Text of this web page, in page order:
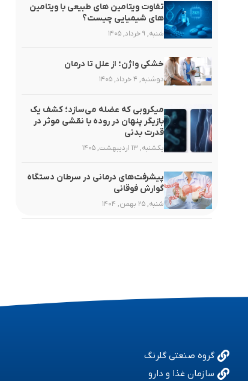
تفاوت ویتامین های طبیعی با ویتامین
های شیمیایی چیست؟
شنبه, ۹ خرداد, ۱۴۰۵
خشکی واژن؛ از علل تا درمان
دوشنبه, ۴ خرداد, ۱۴۰۵
میکروبی که عضله می‌سازد؛ کشف یک
بازیگر پنهان در روده با نقشی موثر در
قدرت بدنی
یکشنبه, ۱۳ اردیبهشت, ۱۴۰۵
پیشرفت‌های درمانی در سرطان دستگاه
گوارش فوقانی
شنبه, ۲۵ بهمن, ۱۴۰۴
گروه صنعتی گلرنگ
سازمان غذا و دارو